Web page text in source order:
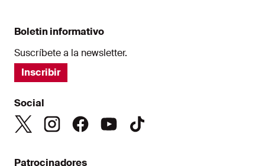
Boletin informativo
Suscríbete a la newsletter.
Inscribir
Social
Patrocinadores